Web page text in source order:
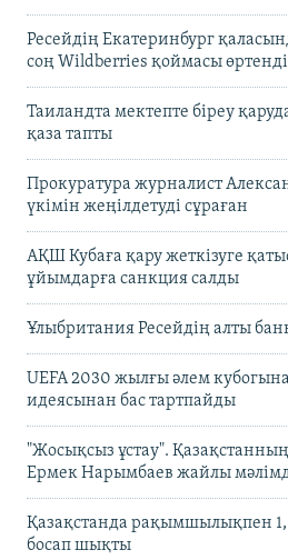
Ресейдің Екатеринбург
соң Wildberries қоймасы өртенді
Таиландта мектепте біреу
қаза тапты
Прокуратура журналист
үкімін жеңілдетуді сұраған
АҚШ Кубаға қару жеткізуге
ұйымдарға санкция салды
Ұлыбритания Ресейдің алты
UEFA 2030 жылғы әлем
идеясынан бас тартпайды
"Жосықсыз ұстау".
Ермек Нарымбаев жайлы
Қазақстанда рақымшылықпен
босап шықты